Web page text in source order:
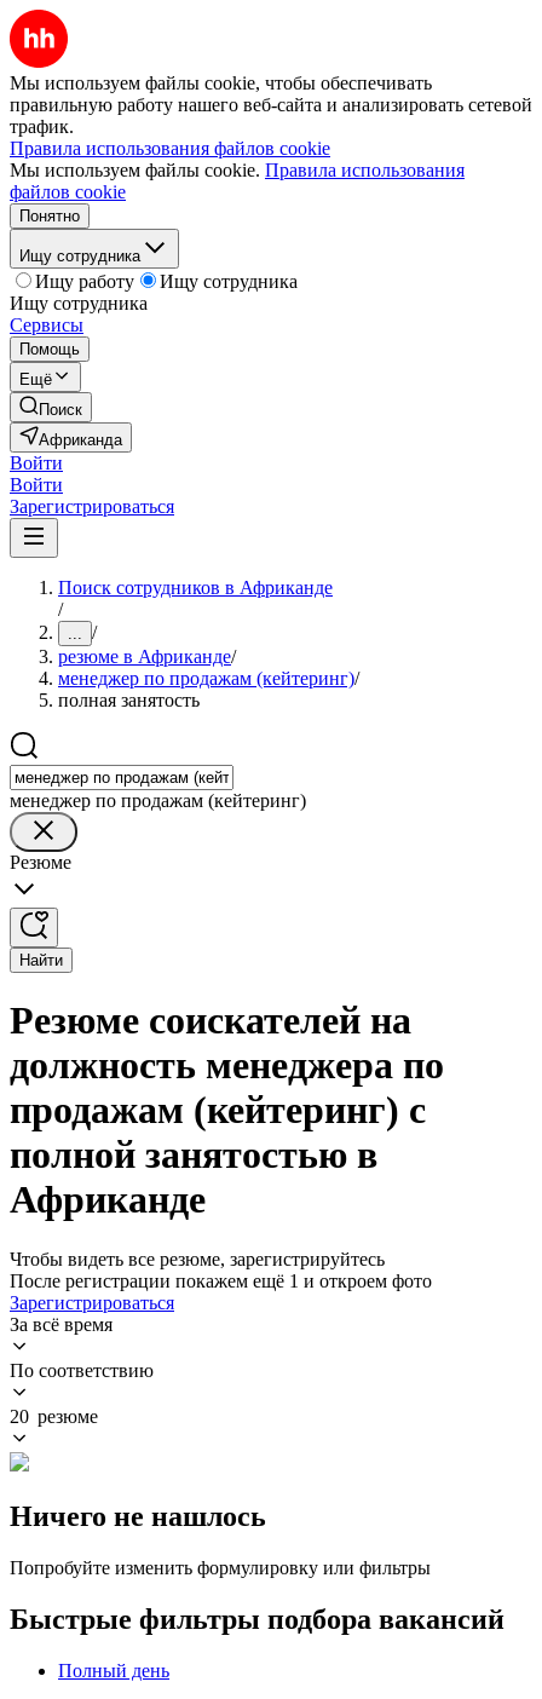
Мы используем файлы cookie, чтобы обеспечивать
правильную работу нашего веб-сайта и анализировать сетевой
трафик.
Правила использования файлов cookie
Мы используем файлы cookie. Правила использования
файлов cookie
Понятно
Ищу сотрудника
Ищу работу
Ищу сотрудника
Ищу сотрудника
Сервисы
Помощь
Ещё
Поиск
Африканда
Войти
Войти
Зарегистрироваться
Поиск сотрудников в Африканде
/
... /
резюме в Африканде/
менеджер по продажам (кейтеринг)/
полная занятость
менеджер по продажам (кейтеринг)
Резюме
Найти
Резюме соискателей на
должность менеджера по
продажам (кейтеринг) с
полной занятостью в
Африканде
Чтобы видеть все резюме, зарегистрируйтесь
После регистрации покажем ещё 1 и откроем фото
Зарегистрироваться
За всё время
По соответствию
20 резюме
Ничего не нашлось
Попробуйте изменить формулировку или фильтры
Быстрые фильтры подбора вакансий
Полный день